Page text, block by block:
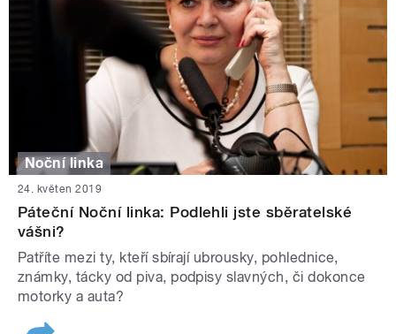
Noční linka
24. květen 2019
Páteční Noční linka: Podlehli jste sběratelské
vášni?
Patříte mezi ty, kteří sbírají ubrousky, pohlednice,
známky, tácky od piva, podpisy slavných, či dokonce
motorky a auta?